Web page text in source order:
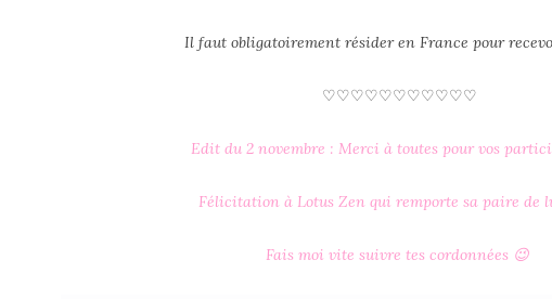
Il faut obligatoirement résider en France pour
♡♡♡♡♡♡♡♡♡♡♡
Edit du 2 novembre : Merci à toutes pour vos
Félicitation à Lotus Zen qui remporte sa paire de
Fais moi vite suivre tes cordonnées 😉